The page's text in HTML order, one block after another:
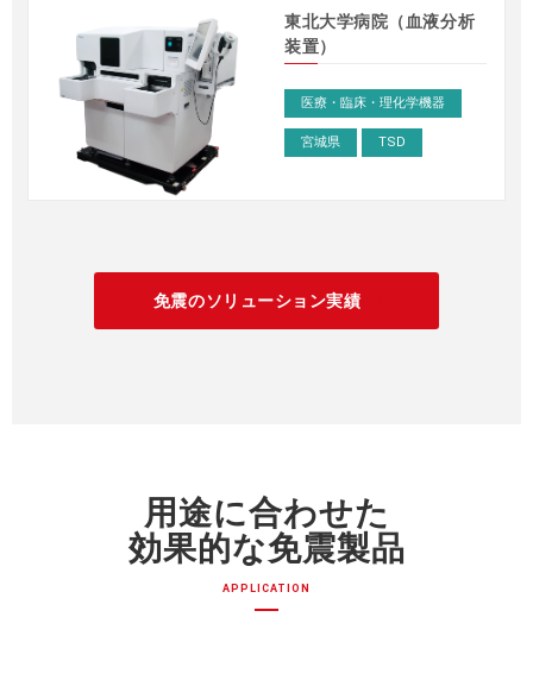
免震テーブルVIT型 >
東北大学病院（血液分析
装置）
医療・臨床・理化学機器
宮城県 TSD
免震のソリューション実績
用途に合わせた
効果的な免震製品
APPLICATION